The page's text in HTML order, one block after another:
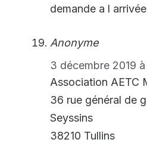
demande a l arrivée
Anonyme
3 décembre 2019
Association AETC
36 rue général de
Seyssins
38210 Tullins